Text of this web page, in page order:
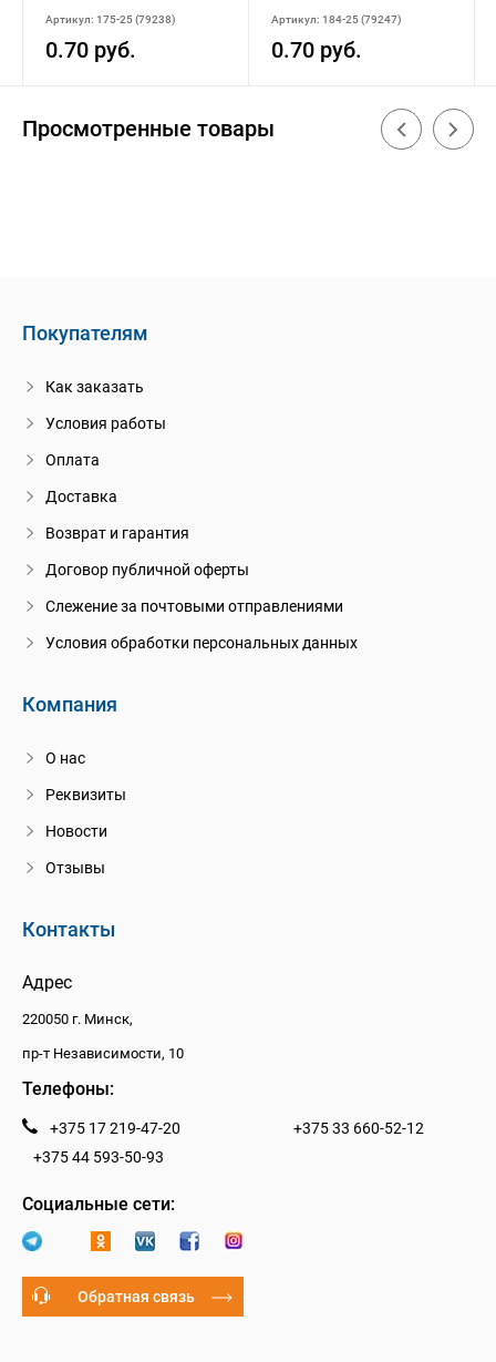
Артикул: 175-25 (79238)
0.70 руб.
Артикул: 184-25 (79247)
0.70 руб.
Просмотренные товары
Покупателям
Как заказать
Условия работы
Оплата
Доставка
Возврат и гарантия
Договор публичной оферты
Слежение за почтовыми отправлениями
Условия обработки персональных данных
Компания
О нас
Реквизиты
Новости
Отзывы
Контакты
Адрес
220050 г. Минск,
пр-т Независимости, 10
Телефоны:
+375 17 219-47-20
+375 33 660-52-12
+375 44 593-50-93
Социальные сети:
Обратная связь